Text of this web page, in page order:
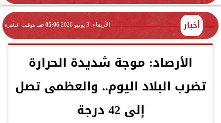
أخبار الأربعاء، 3 يونيو 2026 05:06 صـ بتوقيت القاهرة
الأرصاد: موجة شديدة الحرارة
تضرب البلاد اليوم.. والعظمى تصل
إلى 42 درجة